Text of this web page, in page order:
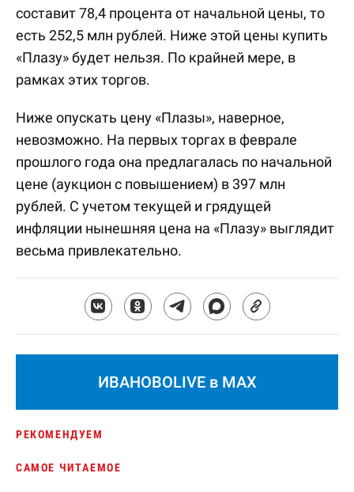
составит 78,4 процента от начальной цены, то
есть 252,5 млн рублей. Ниже этой цены купить
«Плазу» будет нельзя. По крайней мере, в
рамках этих торгов.
Ниже опускать цену «Плазы», наверное,
невозможно. На первых торгах в феврале
прошлого года она предлагалась по начальной
цене (аукцион с повышением) в 397 млн
рублей. С учетом текущей и грядущей
инфляции нынешняя цена на «Плазу» выглядит
весьма привлекательно.
ИВАНОВОLIVE в MAX
РЕКОМЕНДУЕМ
САМОЕ ЧИТАЕМОЕ